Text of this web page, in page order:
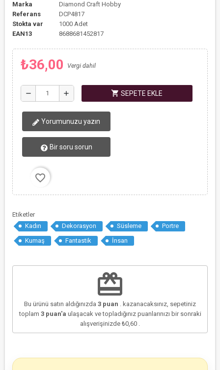
Marka
Diamond Craft Hobby
Referans
DCP4817
Stokta var
1000 Adet
EAN13
8688681452817
₺36,00 Vergi dahil
remove add shopping_cart SEPETE EKLE
Yorumunuzu yazın
Bir soru sorun
favorite_border
Etiketler
Kadın
Dekorasyon Süsleme
Portre
Kumaş
Fantastik İnsan
redeem
Bu ürünü satın aldığınızda 3 puan . kazanacaksınız, sepetiniz
toplam 3puan'a ulaşacak ve topladığınız puanlarınızı bir sonraki
alışverişinizde ₺0,60